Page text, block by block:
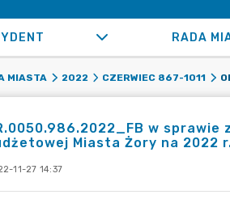
RADA
MIASTA 2022 CZERWIEC 867-1011
w
Miasta Żory na 2022
11-27 14:37